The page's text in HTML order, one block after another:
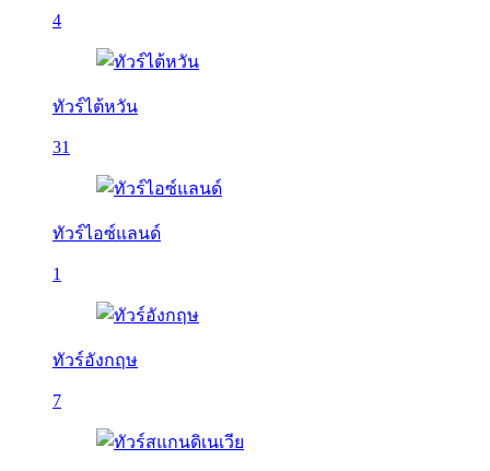
4
ทัวร์ไต้หวัน
31
ทัวร์ไอซ์แลนด์
1
ทัวร์อังกฤษ
7